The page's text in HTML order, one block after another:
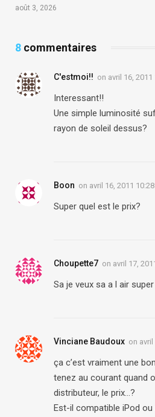
août 3, 2026
8 commentaires
C'estmoi!! on avril 16, 2011
Interessant!!
Une simple luminosité
rayon de soleil dessus?
Boon on avril 16, 2011
Super quel est le prix?
Choupette7 on avril 17,
Sa je veux sa a l air
Vinciane Baudoux on avril
ça c’est vraiment une
tenez au courant quand
distributeur, le prix…?
Est-il compatible iPod